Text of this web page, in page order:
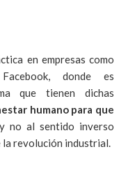
en empresas como
donde es
que tienen dichas
humano para que
y no al sentido inverso
la revolución industrial.